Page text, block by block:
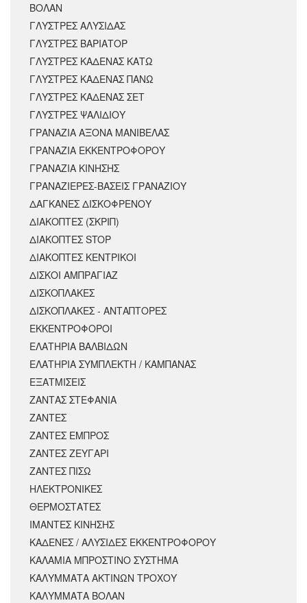
ΒΟΛΑΝ
ΓΛΥΣΤΡΕΣ ΑΛΥΣΙΔΑΣ
ΓΛΥΣΤΡΕΣ ΒΑΡΙΑΤΟΡ
ΓΛΥΣΤΡΕΣ ΚΑΔΕΝΑΣ ΚΑΤΩ
ΓΛΥΣΤΡΕΣ ΚΑΔΕΝΑΣ ΠΑΝΩ
ΓΛΥΣΤΡΕΣ ΚΑΔΕΝΑΣ ΣΕΤ
ΓΛΥΣΤΡΕΣ ΨΑΛΙΔΙΟΥ
ΓΡΑΝΑΖΙΑ ΑΞΟΝΑ ΜΑΝΙΒΕΛΑΣ
ΓΡΑΝΑΖΙΑ ΕΚΚΕΝΤΡΟΦΟΡΟΥ
ΓΡΑΝΑΖΙΑ ΚΙΝΗΣΗΣ
ΓΡΑΝΑΖΙΕΡΕΣ-ΒΑΣΕΙΣ ΓΡΑΝΑΖΙΟΥ
ΔΑΓΚΑΝΕΣ ΔΙΣΚΟΦΡΕΝΟΥ
ΔΙΑΚΟΠΤΕΣ (ΣΚΡΙΠ)
ΔΙΑΚΟΠΤΕΣ STOP
ΔΙΑΚΟΠΤΕΣ ΚΕΝΤΡΙΚΟΙ
ΔΙΣΚΟΙ ΑΜΠΡΑΓΙΑΖ
ΔΙΣΚΟΠΛΑΚΕΣ
ΔΙΣΚΟΠΛΑΚΕΣ - ΑΝΤΑΠΤΟΡΕΣ
ΕΚΚΕΝΤΡΟΦΟΡΟΙ
ΕΛΑΤΗΡΙΑ ΒΑΛΒΙΔΩΝ
ΕΛΑΤΗΡΙΑ ΣΥΜΠΛΕΚΤΗ / ΚΑΜΠΑΝΑΣ
ΕΞΑΤΜΙΣΕΙΣ
ΖΑΝΤΑΣ ΣΤΕΦΑΝΙΑ
ΖΑΝΤΕΣ
ΖΑΝΤΕΣ ΕΜΠΡΟΣ
ΖΑΝΤΕΣ ΖΕΥΓΑΡΙ
ΖΑΝΤΕΣ ΠΙΣΩ
ΗΛΕΚΤΡΟΝΙΚΕΣ
ΘΕΡΜΟΣΤΑΤΕΣ
ΙΜΑΝΤΕΣ ΚΙΝΗΣΗΣ
ΚΑΔΕΝΕΣ / ΑΛΥΣΙΔΕΣ ΕΚΚΕΝΤΡΟΦΟΡΟΥ
ΚΑΛΑΜΙΑ ΜΠΡΟΣΤΙΝΟ ΣΥΣΤΗΜΑ
ΚΑΛΥΜΜΑΤΑ ΑΚΤΙΝΩΝ ΤΡΟΧΟΥ
ΚΑΛΥΜΜΑΤΑ ΒΟΛΑΝ